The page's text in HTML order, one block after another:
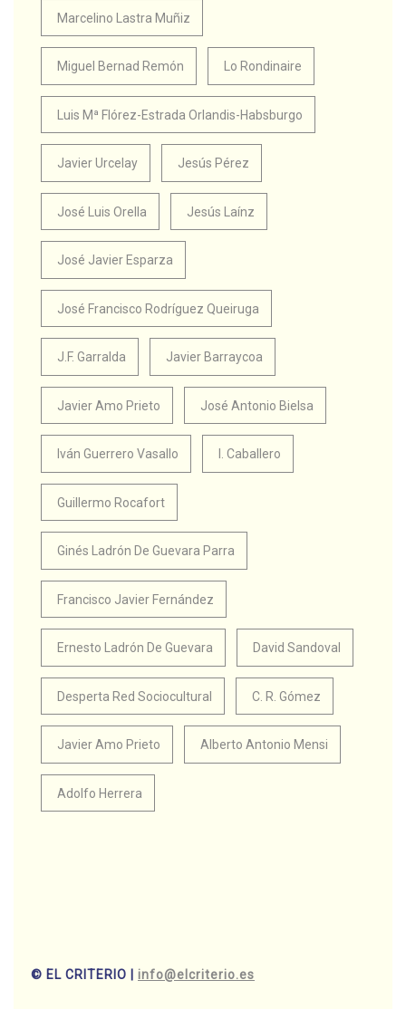
Marcelino Lastra Muñiz
Miguel Bernad Remón Lo Rondinaire
Luis Mª Flórez-Estrada Orlandis-Habsburgo
Javier Urcelay Jesús Pérez
José Luis Orella Jesús Laínz
José Javier Esparza
José Francisco Rodríguez Queiruga
J.F. Garralda Javier Barraycoa
Javier Amo Prieto José Antonio Bielsa
Iván Guerrero Vasallo I. Caballero
Guillermo Rocafort
Ginés Ladrón De Guevara Parra
Francisco Javier Fernández
Ernesto Ladrón De Guevara David Sandoval
Desperta Red Sociocultural C. R. Gómez
Javier Amo Prieto Alberto Antonio Mensi
Adolfo Herrera
© EL CRITERIO | info@elcriterio.es